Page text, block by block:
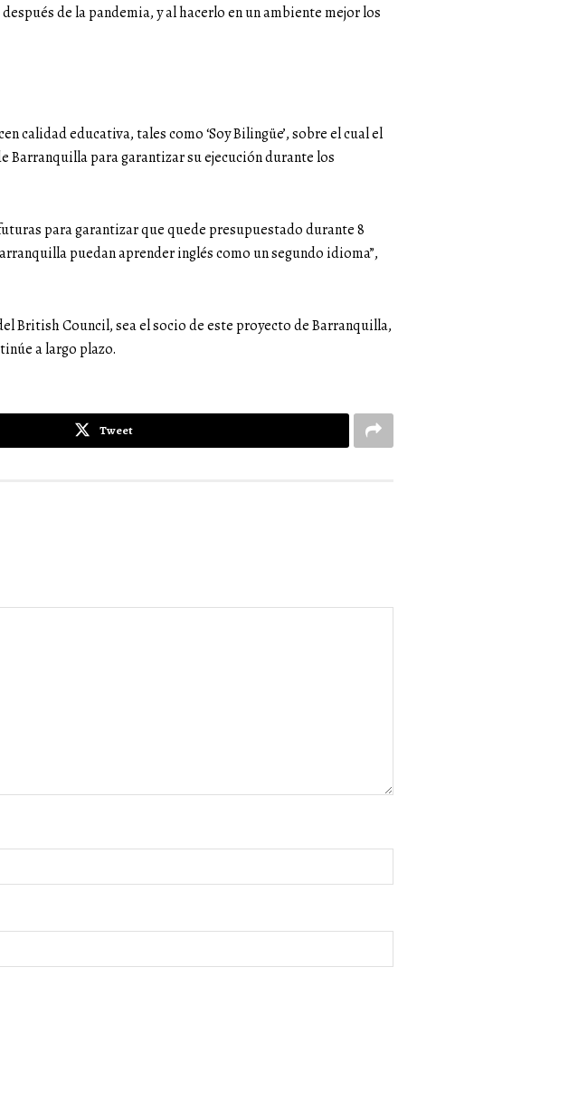
de la pandemia, y al hacerlo en un ambiente mejor los
calidad educativa, tales como ‘Soy Bilingüe’, sobre el cual el
Barranquilla para garantizar su ejecución durante los
para garantizar que quede presupuestado durante 8
puedan aprender inglés como un segundo idioma”,
British Council, sea el socio de este proyecto de Barranquilla,
a largo plazo.
Tweet